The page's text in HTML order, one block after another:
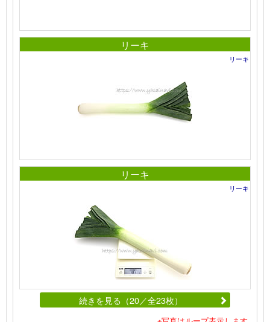
リーキ
リーキ
リーキ
リーキ
続きを見る（20／全23枚）